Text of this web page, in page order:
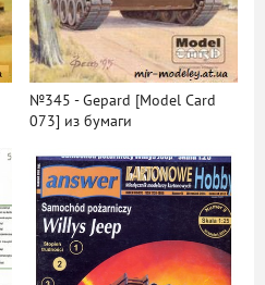
№345 - Gepard [Model Card
073] из бумаги